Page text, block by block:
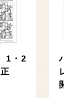
1・2